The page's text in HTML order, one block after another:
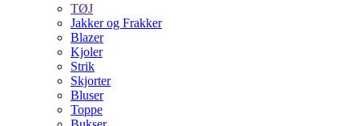
TØJ
Jakker og Frakker
Blazer
Kjoler
Strik
Skjorter
Bluser
Toppe